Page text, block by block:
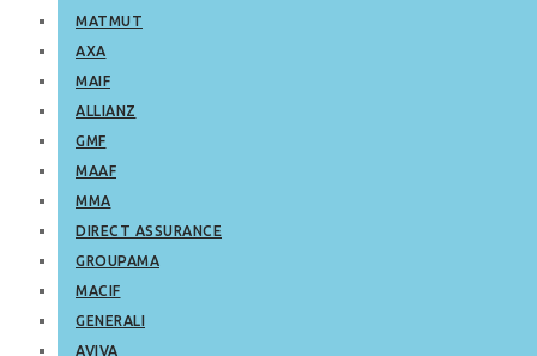
MATMUT
AXA
MAIF
ALLIANZ
GMF
MAAF
MMA
DIRECT ASSURANCE
GROUPAMA
MACIF
GENERALI
AVIVA